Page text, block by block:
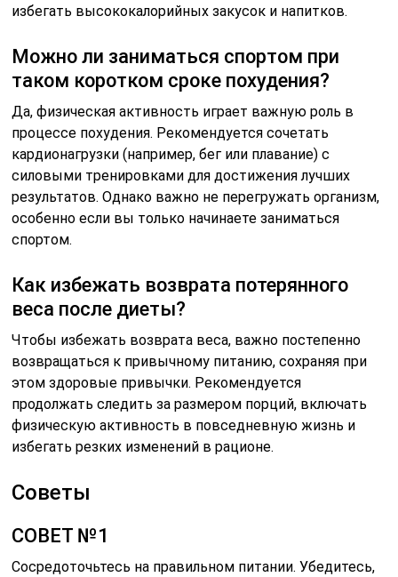
избегать высококалорийных закусок и напитков.
Можно ли заниматься спортом при
таком коротком сроке похудения?
Да, физическая активность играет важную роль в
процессе похудения. Рекомендуется сочетать
кардионагрузки (например, бег или плавание) с
силовыми тренировками для достижения лучших
результатов. Однако важно не перегружать организм,
особенно если вы только начинаете заниматься
спортом.
Как избежать возврата потерянного
веса после диеты?
Чтобы избежать возврата веса, важно постепенно
возвращаться к привычному питанию, сохраняя при
этом здоровые привычки. Рекомендуется
продолжать следить за размером порций, включать
физическую активность в повседневную жизнь и
избегать резких изменений в рационе.
Советы
СОВЕТ №1
Сосредоточьтесь на правильном питании. Убедитесь,